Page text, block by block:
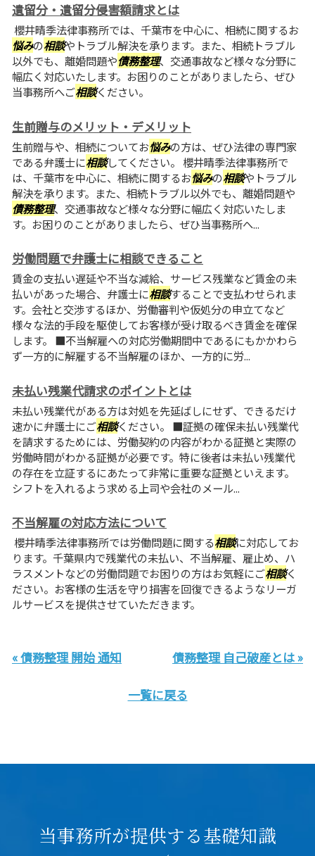
遺留分・遺留分侵害額請求とは
櫻井晴季法律事務所では、千葉市を中心に、相続に関するお
悩みの相談やトラブル解決を承ります。また、相続トラブル
以外でも、離婚問題や債務整理、交通事故など様々な分野に
幅広く対応いたします。お困りのことがありましたら、ぜひ
当事務所へご相談ください。
生前贈与のメリット・デメリット
生前贈与や、相続についてお悩みの方は、ぜひ法律の専門家
である弁護士に相談してください。 櫻井晴季法律事務所で
は、千葉市を中心に、相続に関するお悩みの相談やトラブル
解決を承ります。また、相続トラブル以外でも、離婚問題や
債務整理、交通事故など様々な分野に幅広く対応いたしま
す。お困りのことがありましたら、ぜひ当事務所へ...
労働問題で弁護士に相談できること
賃金の支払い遅延や不当な減給、サービス残業など賃金の未
払いがあった場合、弁護士に相談することで支払わせられま
す。会社と交渉するほか、労働審判や仮処分の申立てなど
様々な法的手段を駆使してお客様が受け取るべき賃金を確保
します。 ■不当解雇への対応労働期間中であるにもかかわら
ず一方的に解雇する不当解雇のほか、一方的に労...
未払い残業代請求のポイントとは
未払い残業代がある方は対処を先延ばしにせず、できるだけ
速かに弁護士にご相談ください。 ■証拠の確保未払い残業代
を請求するためには、労働契約の内容がわかる証拠と実際の
労働時間がわかる証拠が必要です。特に後者は未払い残業代
の存在を立証するにあたって非常に重要な証拠といえます。
シフトを入れるよう求める上司や会社のメール...
不当解雇の対応方法について
櫻井晴季法律事務所では労働問題に関する相談に対応してお
ります。千葉県内で残業代の未払い、不当解雇、雇止め、ハ
ラスメントなどの労働問題でお困りの方はお気軽にご相談く
ださい。お客様の生活を守り損害を回復できるようなリーガ
ルサービスを提供させていただきます。
« 債務整理 開始 通知 債務整理 自己破産とは »
一覧に戻る
当事務所が提供する基礎知識